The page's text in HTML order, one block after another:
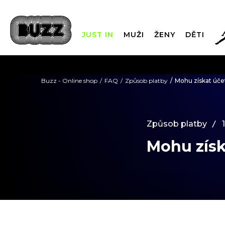
JUST IN MUŽI ŽENY DĚTI
DOPRAVA
Buzz - Online shop FAQ Způsob platby Mohu získat
Způsob platby
Mohu